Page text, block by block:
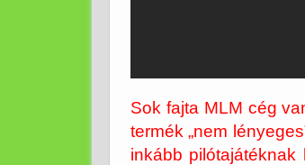
Sok fajta MLM cég
termék „nem
inkább